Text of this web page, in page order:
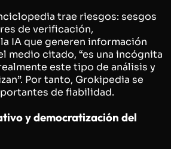
trae riesgos: sesgos
de verificación,
IA que generen información
medio citado, “es una incógnita
este tipo de análisis y
Por tanto, Grokipedia se
de fiabilidad.
y democratización del